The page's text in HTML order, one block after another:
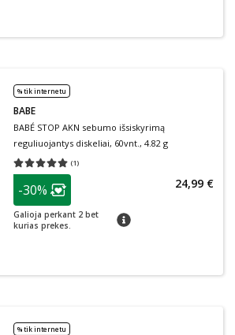
% tik internetu
BABE
BABÉ STOP AKN sebumo išsiskyrimą
reguliuojantys diskeliai, 60vnt., 4.82 g
(1)
Vidutinis įvertinimas 5.00
patarimas
Lojalumo klubo narių nuolaida
-30%
Galioja perkant 2 bet
kurias prekes.
patarimas
24,99 €
% tik internetu